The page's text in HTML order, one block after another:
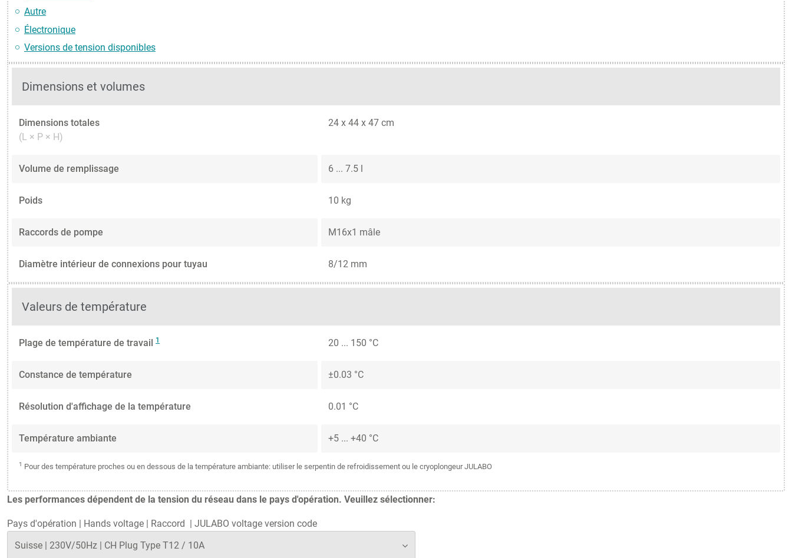
Autre
Électronique
Versions de tension disponibles
Dimensions et volumes
Dimensions totales
(L × P × H)
24 x 44 x 47 cm
Volume de remplissage 6 ... 7.5 l
Poids 10 kg
Raccords de pompe M16x1 mâle
Diamètre intérieur de connexions pour tuyau 8/12 mm
Valeurs de température
Plage de température de travail 1 20 ... 150 °C
Constance de température ±0.03 °C
Résolution d'affichage de la température 0.01 °C
Température ambiante +5 ... +40 °C
1 Pour des température proches ou en dessous de la température ambiante: utiliser le serpentin de refroidissement ou le cryoplongeur JULABO
Les performances dépendent de la tension du réseau dans le pays d'opération. Veuillez sélectionner:
Pays d'opération | Hands voltage | Raccord | JULABO voltage version code